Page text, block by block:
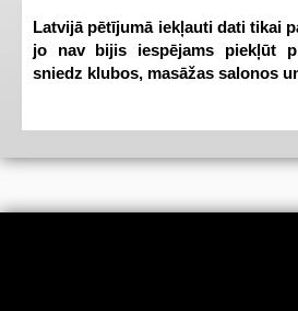
Latvijā pētījumā iekļauti dati tikai
jo nav bijis iespējams piekļūt
sniedz klubos, masāžas salonos